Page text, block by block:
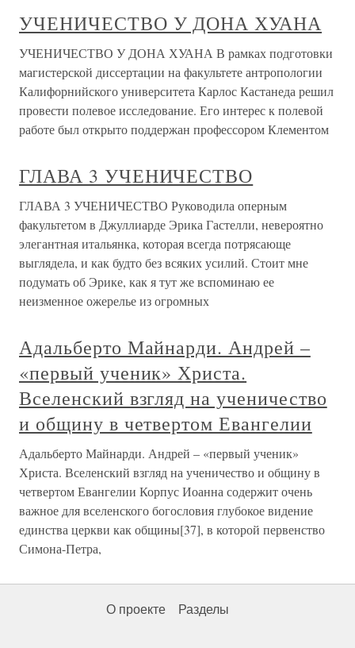
УЧЕНИЧЕСТВО У ДОНА ХУАНА
УЧЕНИЧЕСТВО У ДОНА ХУАНА В рамках подготовки
магистерской диссертации на факультете антропологии
Калифорнийского университета Карлос Кастанеда решил
провести полевое исследование. Его интерес к полевой
работе был открыто поддержан профессором Клементом
ГЛАВА 3 УЧЕНИЧЕСТВО
ГЛАВА 3 УЧЕНИЧЕСТВО Руководила оперным
факультетом в Джуллиарде Эрика Гастелли, невероятно
элегантная итальянка, которая всегда потрясающе
выглядела, и как будто без всяких усилий. Стоит мне
подумать об Эрике, как я тут же вспоминаю ее
неизменное ожерелье из огромных
Адальберто Майнарди. Андрей –
«первый ученик» Христа.
Вселенский взгляд на ученичество
и общину в четвертом Евангелии
Адальберто Майнарди. Андрей – «первый ученик»
Христа. Вселенский взгляд на ученичество и общину в
четвертом Евангелии Корпус Иоанна содержит очень
важное для вселенского богословия глубокое видение
единства церкви как общины[37], в которой первенство
Симона-Петра,
О проекте Разделы